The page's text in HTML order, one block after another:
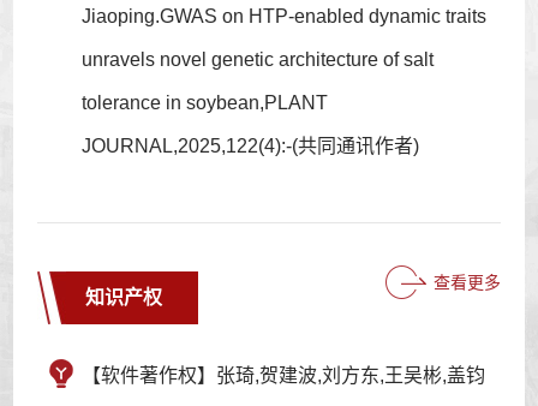
Jiaoping.GWAS on HTP-enabled dynamic traits
unravels novel genetic architecture of salt
tolerance in soybean,PLANT
JOURNAL,2025,122(4):-(共同通讯作者)
知识产权
查看更多
【软件著作权】张琦,贺建波,刘方东,王吴彬,盖钧